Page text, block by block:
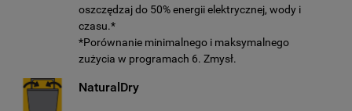
oszczędzaj do 50% energii elektrycznej, wody i
czasu.*
*Porównanie minimalnego i maksymalnego
zużycia w programach 6. Zmysł.
NaturalDry